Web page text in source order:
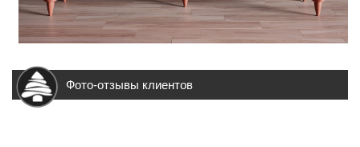
Фото-отзывы клиентов